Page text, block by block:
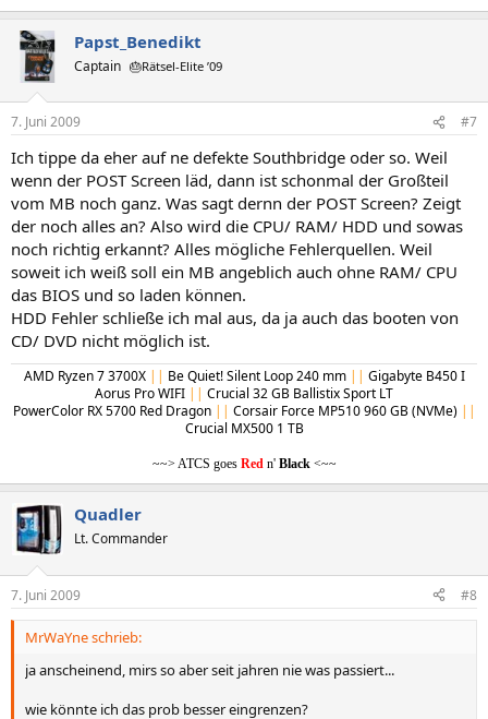
Papst_Benedikt
Captain 🎂Rätsel-Elite ’09
7. Juni 2009 #7
Ich tippe da eher auf ne defekte Southbridge oder so. Weil
wenn der POST Screen läd, dann ist schonmal der Großteil
vom MB noch ganz. Was sagt dernn der POST Screen? Zeigt
der noch alles an? Also wird die CPU/ RAM/ HDD und sowas
noch richtig erkannt? Alles mögliche Fehlerquellen. Weil
soweit ich weiß soll ein MB angeblich auch ohne RAM/ CPU
das BIOS und so laden können.
HDD Fehler schließe ich mal aus, da ja auch das booten von
CD/ DVD nicht möglich ist.
AMD Ryzen 7 3700X || Be Quiet! Silent Loop 240 mm || Gigabyte B450 I
Aorus Pro WIFI || Crucial 32 GB Ballistix Sport LT
PowerColor RX 5700 Red Dragon|| Corsair Force MP510 960 GB (NVMe) ||
Crucial MX500 1 TB
~~> ATCS goes Redn' Black<~~
Quadler
Lt. Commander
7. Juni 2009 #8
MrWaYne schrieb:
ja anscheinend, mirs so aber seit jahren nie was passiert...
wie könnte ich das prob besser eingrenzen?